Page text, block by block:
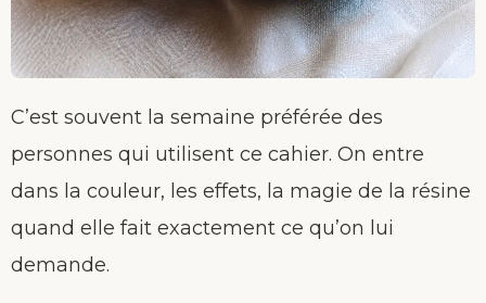
C’est souvent la semaine préférée des
personnes qui utilisent ce cahier. On entre
dans la couleur, les effets, la magie de la résine
quand elle fait exactement ce qu’on lui
demande.